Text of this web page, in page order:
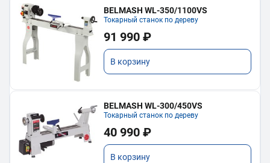
BELMASH WL-350/1100VS
Токарный станок по дереву
91 990 ₽
В корзину
BELMASH WL-300/450VS
Токарный станок по дереву
40 990 ₽
В корзину